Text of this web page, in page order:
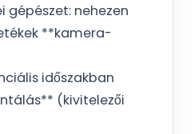
gépészet: nehezen
**kamera-
időszakban
(kivitelezői